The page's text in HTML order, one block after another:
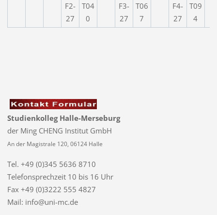
F2-
27
T04
0
F3-
27
T06
7
F4-
27
T09
4
Studienkolleg Halle-Merseburg
der Ming CHENG Institut GmbH
An der Magistrale 120, 06124 Halle
Tel. +49 (0)345 5636 8710
Telefonsprechzeit 10 bis 16 Uhr
Fax +49 (0)3222 555 4827
Mail: info@uni-mc.de